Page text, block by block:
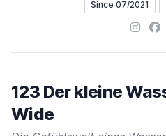
Since 07/2021
123 Der kleine
Wide